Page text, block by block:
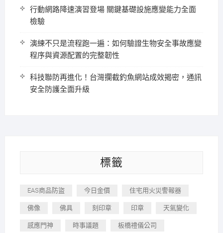
行動網路降速演習登場 關鍵基礎設施應變能力全面
檢驗
演練不只是流程跑一遍：如何驗證生物安全事故應變
程序與資源配置的完整韌性
科技聯防再進化！台灣攔截釣魚網站成效揭密，通訊
安全防護全面升級
標籤
EAS商品防盜 今日金價 住宅用火災警報器
佛像 佛具 刻印章 印章 天氣變化
感應門神 時事議題 板橋禮儀公司